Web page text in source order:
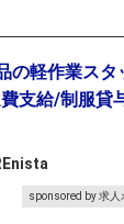
の軽作業スタ
支給/制服貸
sponsored by 求人